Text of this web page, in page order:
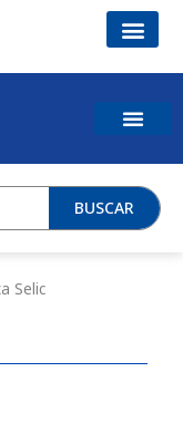
BUSCAR
Selic